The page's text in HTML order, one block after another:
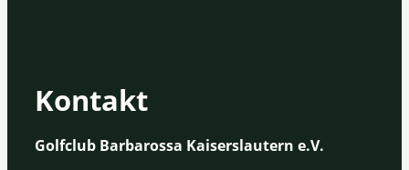
Kontakt
Golfclub Barbarossa Kaiserslautern e.V.